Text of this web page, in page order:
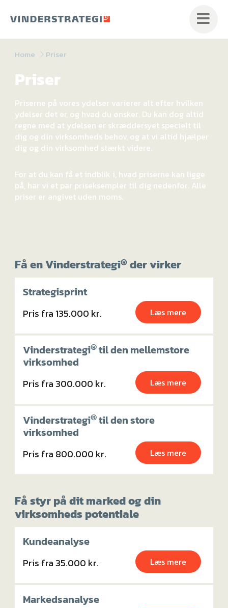
Home Priser
Priser
Priserne på vores ydelser varierer alt efter hvilken
ydelser det er, og hvad du ønsker. Du kan dog altid
regne med at ydelsen er skræddersyet specielt til
dig og din virksomheds behov, og at vi altid hjælper
dig og din virksomhed stærkt videre.
For at du kan få et indblik i, hvad priserne kan ligge
på, har vi et par priseksempler til dig nedenfor. Alle
priser er angivet uden moms.
Få en Vinderstrategi®der virker
Strategisprint
Pris fra 135.000 kr. Læs mere
Vinderstrategi®til den mellemstore
virksomhed
Pris fra 300.000 kr. Læs mere
Vinderstrategi®til den store
virksomhed
Pris fra 800.000 kr. Læs mere
Få styr på dit marked og din
virksomheds potentiale
Kundeanalyse
Pris fra 35.000 kr. Læs mere
Markedsanalyse